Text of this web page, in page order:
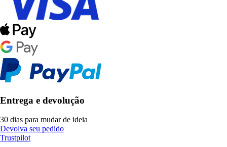
Entrega e devolução
30 dias para mudar de ideia
Devolva seu pedido
Trustpilot